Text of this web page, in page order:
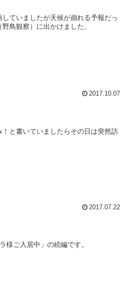
ていましたが天候が崩れる予報だっ
鳥観察）に出かけました。
2017.10.07
と書いていましたらその日は突然訪
2017.07.22
様ご入居中」の続編です。